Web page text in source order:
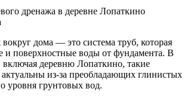
дренажа в деревне Лопаткино
дома — это система труб, которая
и поверхностные воды от фундамента. В
включая деревню Лопаткино, такие
из-за преобладающих глинистых
уровня грунтовых вод.